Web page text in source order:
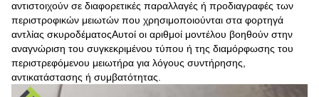
αντιστοιχούν σε διαφορετικές παραλλαγές ή προδιαγραφές των
περιστροφικών μειωτών που χρησιμοποιούνται στα φορτηγά
αντλίας σκυροδέματοςΑυτοί οι αριθμοί μοντέλου βοηθούν στην
αναγνώριση του συγκεκριμένου τύπου ή της διαμόρφωσης του
περιστρεφόμενου μειωτήρα για λόγους συντήρησης,
αντικατάστασης ή συμβατότητας.